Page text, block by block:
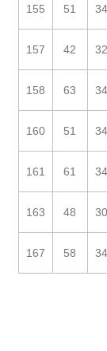
３．未成年的使用
「AFTEE先享後付
４．使用「AFTEE
５．嚴禁一人註冊
恩沛科技股份有限
155 51
157 42
158 63
160 51
161 61
163 48
167 58